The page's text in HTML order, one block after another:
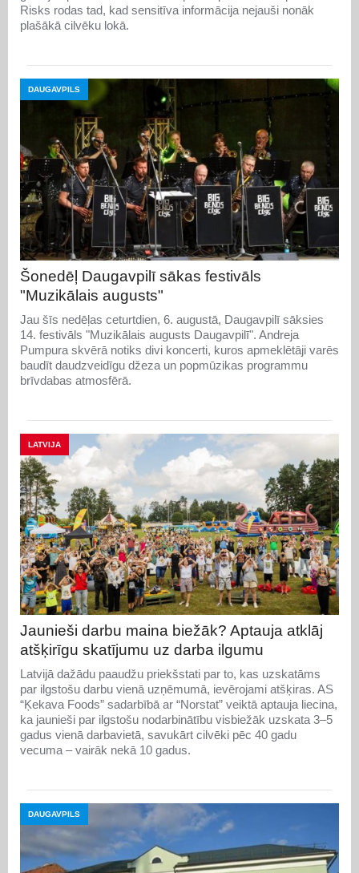
Risks rodas tad, kad sensitīva informācija nejauši nonāk
plašākā cilvēku lokā.
DAUGAVPILS
Šonedēļ Daugavpilī sākas festivāls
"Muzikālais augusts"
Jau šīs nedēļas ceturtdien, 6. augustā, Daugavpilī sāksies
14. festivāls "Muzikālais augusts Daugavpilī". Andreja
Pumpura skvērā notiks divi koncerti, kuros apmeklētāji varēs
baudīt daudzveidīgu džeza un popmūzikas programmu
brīvdabas atmosfērā.
LATVIJA
Jaunieši darbu maina biežāk? Aptauja atklāj
atšķirīgu skatījumu uz darba ilgumu
Latvijā dažādu paaudžu priekšstati par to, kas uzskatāms
par ilgstošu darbu vienā uzņēmumā, ievērojami atšķiras. AS
“Ķekava Foods” sadarbībā ar “Norstat” veiktā aptauja liecina,
ka jaunieši par ilgstošu nodarbinātību visbiežāk uzskata 3–5
gadus vienā darbavietā, savukārt cilvēki pēc 40 gadu
vecuma – vairāk nekā 10 gadus.
DAUGAVPILS